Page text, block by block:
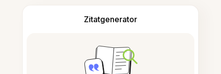
Zitatgenerator